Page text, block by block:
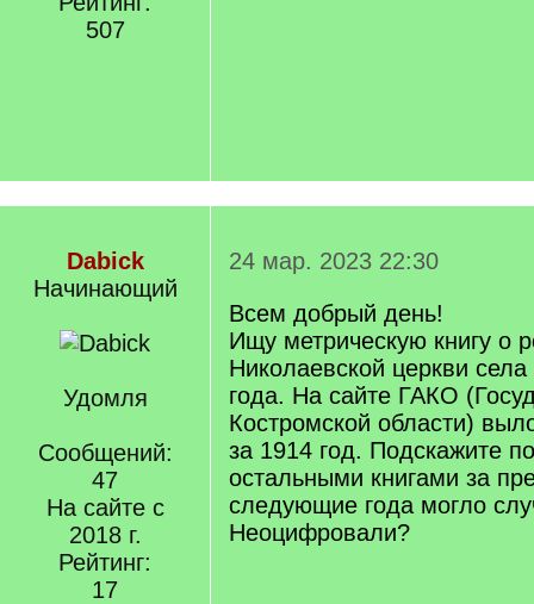
507
Dabick
Начинающий
Удомля
Сообщений:
47
На сайте с
2018 г.
Рейтинг:
17
24 мар. 2023 22:30
Всем добрый день!
Ищу метрическую книгу о
Николаевской церкви села
года. На сайте ГАКО
Костромской области)
за 1914 год. Подскажите
остальными книгами за
следующие года могло
Неоцифровали?